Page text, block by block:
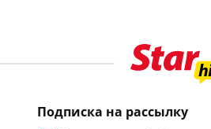
Подписка на рассылку